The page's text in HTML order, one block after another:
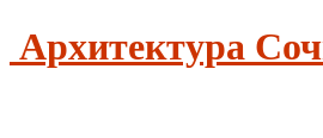
Архитектура